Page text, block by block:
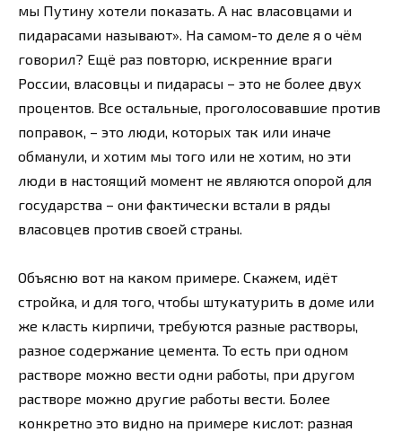
мы Путину хотели показать. А нас власовцами и
пидарасами называют». На самом-то деле я о чём
говорил? Ещё раз повторю, искренние враги
России, власовцы и пидарасы – это не более двух
процентов. Все остальные, проголосовавшие против
поправок, – это люди, которых так или иначе
обманули, и хотим мы того или не хотим, но эти
люди в настоящий момент не являются опорой для
государства – они фактически встали в ряды
власовцев против своей страны.
Объясню вот на каком примере. Скажем, идёт
стройка, и для того, чтобы штукатурить в доме или
же класть кирпичи, требуются разные растворы,
разное содержание цемента. То есть при одном
растворе можно вести одни работы, при другом
растворе можно другие работы вести. Более
конкретно это видно на примере кислот: разная